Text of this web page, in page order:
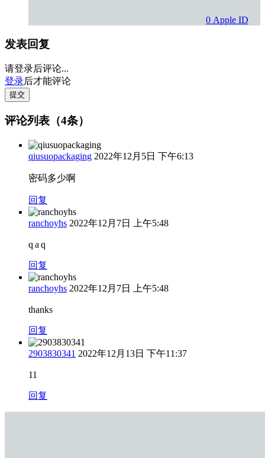
0 Apple ID
发表回复
请登录后评论...
登录后才能评论
提交
评论列表（4条）
qiusuopackaging 2022年12月5日 下午6:13
密码多少啊
回复
ranchoyhs 2022年12月7日 上午5:48
q a q
回复
ranchoyhs 2022年12月7日 上午5:48
thanks
回复
2903830341 2022年12月13日 下午11:37
11
回复